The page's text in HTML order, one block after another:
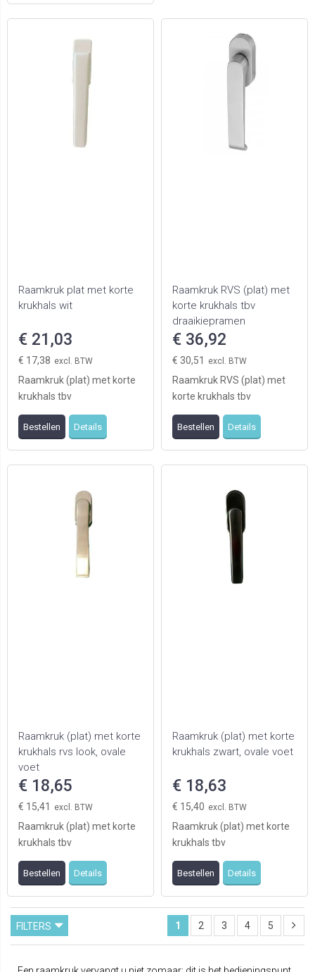
Raamkruk plat met korte
krukhals wit
€ 21,03
€ 17,38
Raamkruk (plat) met korte
krukhals tbv
draaikiepramen, de
oplossing bij het vastlopen
Bestellen Details
Raamkruk RVS (plat) met
korte krukhals tbv
draaikiepramen
€ 36,92
€ 30,51
Raamkruk RVS (plat) met
korte krukhals tbv
draaikiepramen, de
oplossing bij het vastlopen
Bestellen Details
Raamkruk (plat) met korte
krukhals rvs look, ovale
voet
€ 18,65
€ 15,41
Raamkruk (plat) met korte
krukhals tbv
draaikiepramen, de
oplossing bij het vastlopen
Bestellen Details
Raamkruk (plat) met korte
krukhals zwart, ovale voet
€ 18,63
€ 15,40
Raamkruk (plat) met korte
krukhals tbv
draaikiepramen, de
oplossing bij het vastlopen
Bestellen Details
FILTERS 1 2 3 4 5